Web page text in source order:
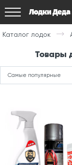
Лодки
Каталог лодок
Товары
Самые популярные